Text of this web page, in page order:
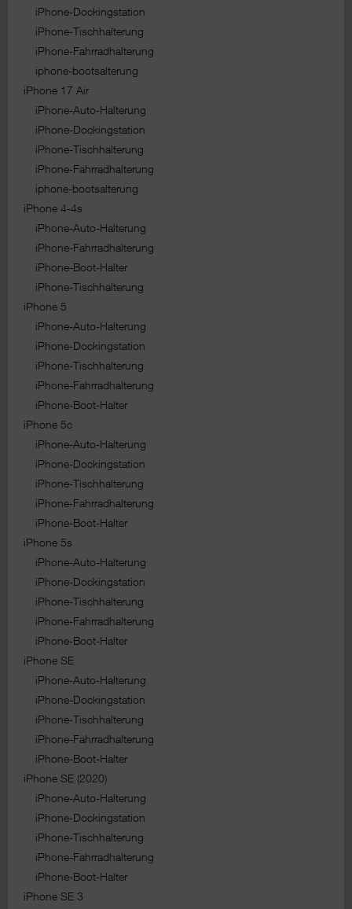
iPhone-Dockingstation
iPhone-Tischhalterung
iPhone-Fahrradhalterung
iphone-bootsalterung
iPhone 17 Air
iPhone-Auto-Halterung
iPhone-Dockingstation
iPhone-Tischhalterung
iPhone-Fahrradhalterung
iphone-bootsalterung
iPhone 4-4s
iPhone-Auto-Halterung
iPhone-Fahrradhalterung
iPhone-Boot-Halter
iPhone-Tischhalterung
iPhone 5
iPhone-Auto-Halterung
iPhone-Dockingstation
iPhone-Tischhalterung
iPhone-Fahrradhalterung
iPhone-Boot-Halter
iPhone 5c
iPhone-Auto-Halterung
iPhone-Dockingstation
iPhone-Tischhalterung
iPhone-Fahrradhalterung
iPhone-Boot-Halter
iPhone 5s
iPhone-Auto-Halterung
iPhone-Dockingstation
iPhone-Tischhalterung
iPhone-Fahrradhalterung
iPhone-Boot-Halter
iPhone SE
iPhone-Auto-Halterung
iPhone-Dockingstation
iPhone-Tischhalterung
iPhone-Fahrradhalterung
iPhone-Boot-Halter
iPhone SE (2020)
iPhone-Auto-Halterung
iPhone-Dockingstation
iPhone-Tischhalterung
iPhone-Fahrradhalterung
iPhone-Boot-Halter
iPhone SE 3